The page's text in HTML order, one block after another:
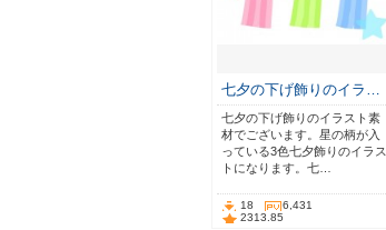
七夕の下げ飾りのイラ…
七夕の下げ飾りのイラスト素
材でございます。星の柄が入
っている3色七夕飾りのイラス
トになります。七…
18
6,431
2313.85